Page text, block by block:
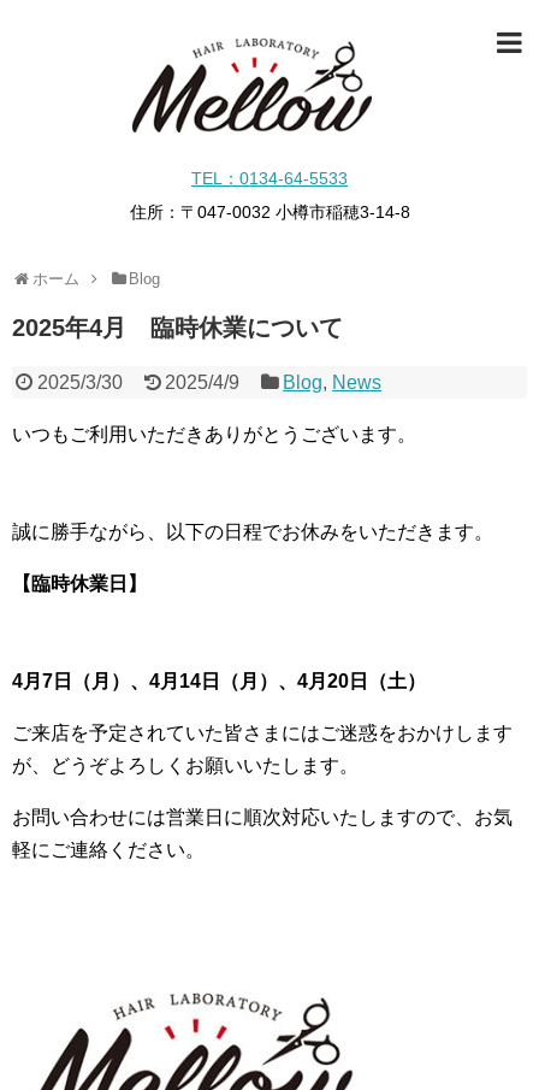
TEL：0134-64-5533
住所：〒047-0032 小樽市稲穂3-14-8
ホーム Blog
2025年4月 臨時休業について
2025/3/30 2025/4/9 Blog, News
いつもご利用いただきありがとうございます。
誠に勝手ながら、以下の日程でお休みをいただきます。
【臨時休業日】
4月7日（月）、4月14日（月）、4月20日（土）
ご来店を予定されていた皆さまにはご迷惑をおかけします
が、どうぞよろしくお願いいたします。
お問い合わせには営業日に順次対応いたしますので、お気
軽にご連絡ください。